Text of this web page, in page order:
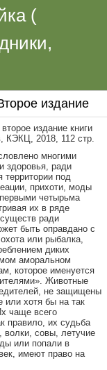
(
издание
издание книги
КЭКЦ, 2018, 112 стр.
многими
здоровья, ради
территории под
прихоти, моды
четырьма
их в ряде
ради
быть оправдано с
или рыбалка,
диких
аморальном
которое именуется
Животные
не защищены
или хотя бы на так
чаще всего
правило, их судьба
волки, совы, летучие
или попали в
имеют право на